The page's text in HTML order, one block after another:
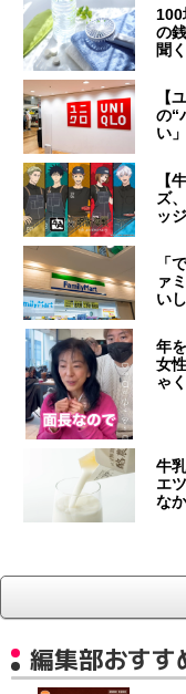
の
聞く
【
の“
い
【
ズ
ッ
「
ァ
い
年
女
ゃ
牛
エ
な
編集部おすす